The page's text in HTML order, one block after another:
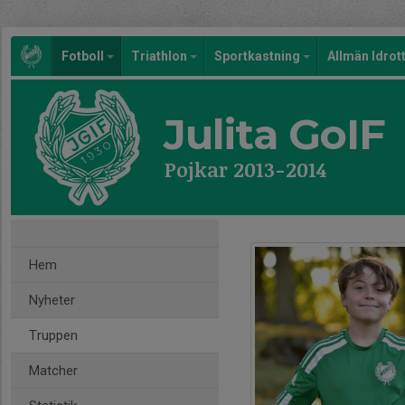
Fotboll Triathlon Sportkastning Allmän
Julita GoIF
Pojkar 2013-2014
Hem
Nyheter
Truppen
Matcher